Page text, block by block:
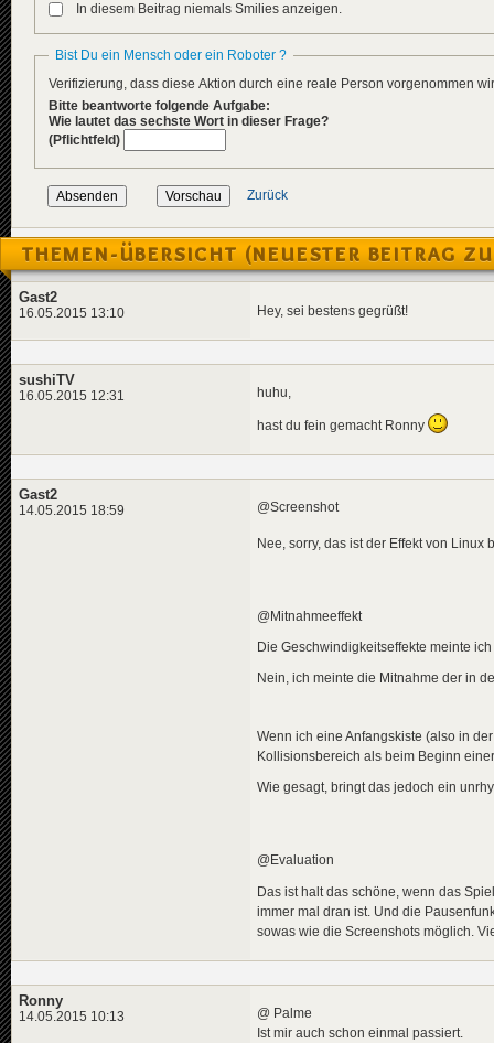
In diesem Beitrag niemals Smilies anzeigen.
Bist Du ein Mensch oder ein Roboter ?
Verifizierung, dass diese Aktion durch eine reale Person vorgenommen
Bitte beantworte folgende Aufgabe:
Wie lautet das sechste Wort in dieser Frage?
(Pflichtfeld)
Zurück
THEMEN-ÜBERSICHT (NEUESTER BEITRAG
Gast2
16.05.2015 13:10 Hey, sei bestens gegrüßt!
sushiTV
16.05.2015 12:31 huhu,
hast du fein gemacht Ronny
Gast2
14.05.2015 18:59 @Screenshot
Nee, sorry, das ist der Effekt von
@Mitnahmeeffekt
Die Geschwindigkeitseffekte meinte
Nein, ich meinte die Mitnahme der in
Wenn ich eine Anfangskiste (also in
Kollisionsbereich als beim Beginn
Wie gesagt, bringt das jedoch ein
@Evaluation
Das ist halt das schöne, wenn das
immer mal dran ist. Und die
sowas wie die Screenshots möglich.
Ronny
14.05.2015 10:13
@ Palme
Ist mir auch schon einmal passiert.